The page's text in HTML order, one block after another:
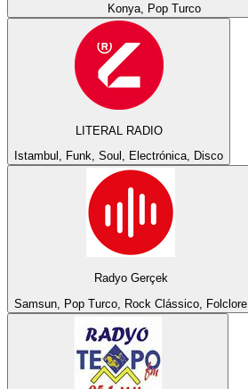
Konya, Pop Turco
LITERAL RADIO
Istambul, Funk, Soul, Electrónica, Disco
Radyo Gerçek
Samsun, Pop Turco, Rock Clássico, Folclore